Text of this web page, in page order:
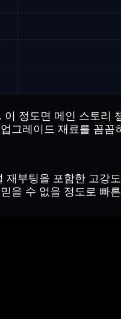
정도면 메인 스토
그레이드 재료를 꼼
부팅을 포함한 고강
을 수 없을 정도로 빠